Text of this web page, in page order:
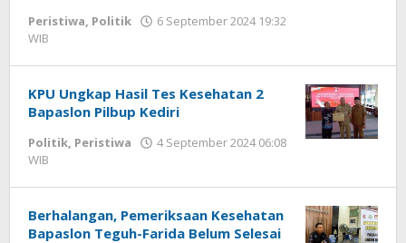
Peristiwa, Politik
6 September 2024 19:32
WIB
KPU Ungkap Hasil Tes Kesehatan 2
Bapaslon Pilbup Kediri
Politik, Peristiwa
4 September 2024 06:08
WIB
Berhalangan, Pemeriksaan Kesehatan
Bapaslon Teguh-Farida Belum Selesai